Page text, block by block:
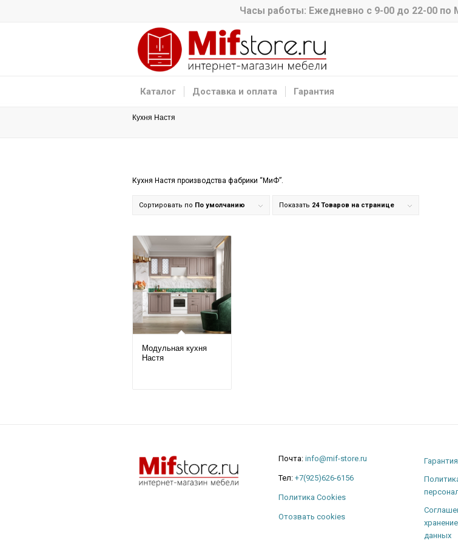
Часы работы: Ежедневно с 9-00 до 22-00 по
Каталог Доставка и оплата Гарантия
Кухня Настя
Кухня Настя производства фабрики “МиФ”.
Сортировать по По умолчанию Показать 24 Товаров на странице
Модульная кухня
Настя
Почта: info@mif-store.ru
Тел: +7(925)626-6156
Политика Cookies
Отозвать cookies
данных